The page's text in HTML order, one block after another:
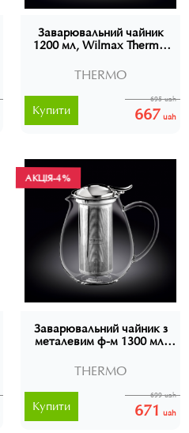
Заварювальний чайник
1200 мл, Wilmax Thermo,
THERMO
667 uah
695 uah
Купити
АКЦІЯ-4%
Заварювальний чайник з
металевим ф-м 1300 мл,
THERMO
671 uah
699 uah
Купити